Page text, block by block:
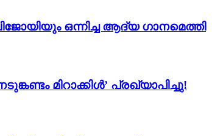
ഒന്നിച്ച ആദ്യ ഗാനമെത്തി
മിറാക്കിൾ’ പ്രഖ്യാപിച്ചു!